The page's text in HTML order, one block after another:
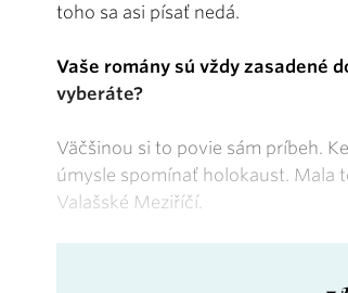
toho sa asi písať nedá.
Vaše romány sú vždy zasadené
vyberáte?
Väčšinou si to povie sám príbeh.
úmysle spomínať holokaust. Mala
Valašské Meziříčí.